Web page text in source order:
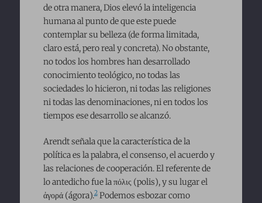
de otra manera, Dios elevó la inteligencia
humana al punto de que este puede
contemplar su belleza (de forma limitada,
claro está, pero real y concreta). No obstante,
no todos los hombres han desarrollado
conocimiento teológico, no todas las
sociedades lo hicieron, ni todas las religiones
ni todas las denominaciones, ni en todos los
tiempos ese desarrollo se alcanzó.
Arendt señala que la característica de la
política es la palabra, el consenso, el acuerdo y
las relaciones de cooperación. El referente de
lo antedicho fue la πόλις (polis), y su lugar el
ἀγορά (ágora).2Podemos esbozar como